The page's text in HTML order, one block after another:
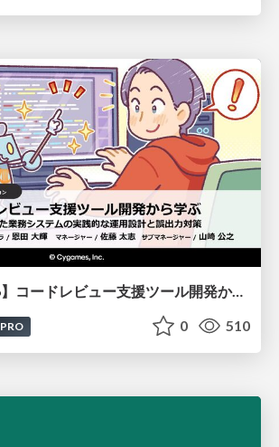
【CEDEC2026】コードレビュー支援ツール開発から学ぶ：LLMを用いた業務システムの実践的な運用設計と誤出力対策
PRO 0 510